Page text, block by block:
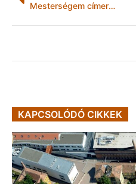
Mesterségem címere: gengszter
KAPCSOLÓDÓ CIKKEK